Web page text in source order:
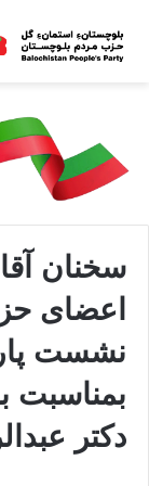
سخنان
اعضای
نشست
بمناسبت
دکتر